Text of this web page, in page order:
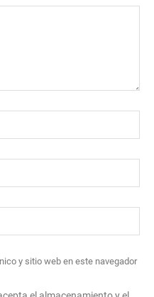
y sitio web en este navegador